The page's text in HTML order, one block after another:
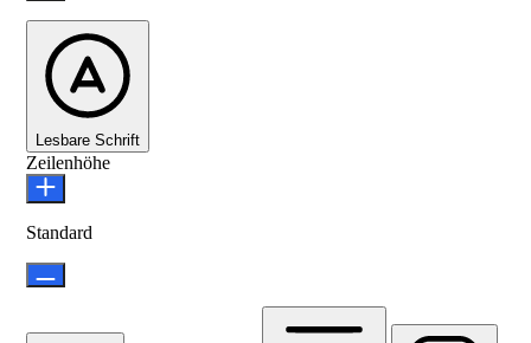
Lesbare Schrift
Zeilenhöhe
Standard